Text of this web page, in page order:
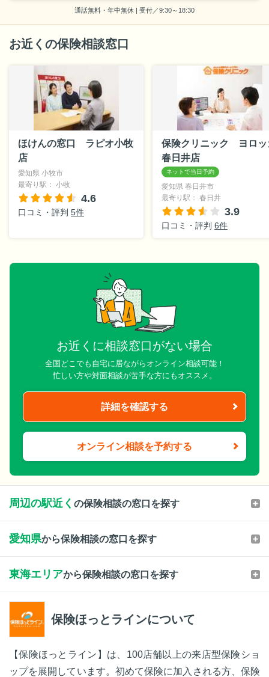
通話無料・年中無休 | 受付／9:30～18:30
お近くの保険相談窓口
ほけんの窓口 ラピオ小牧
店
愛知県 小牧市
最寄り駅： 小牧
4.6
口コミ・評判 5件
保険クリニック ヨロッ
春日井店
愛知県 春日井市
最寄り駅： 春日井
3.9
口コミ・評判 6件
お近くに相談窓口がない場合
全国どこでも自宅に居ながらオンライン相談可能！
忙しい方や対面相談が苦手な方にもオススメ。
詳細を確認する
オンライン相談を予約する
周辺の駅近く の保険相談の窓口を探す
愛知県から保険相談の窓口を探す
東海エリアから保険相談の窓口を探す
保険ほっとラインについて
【保険ほっとライン】は、100店舗以上の来店型保険ショ
ップを展開しています。初めて保険に加入される方、保険